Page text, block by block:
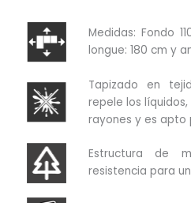
Medidas: Fondo
longue: 180 cm y
Tapizado en
repele los
rayones y es apto
Estructura de
resistencia para